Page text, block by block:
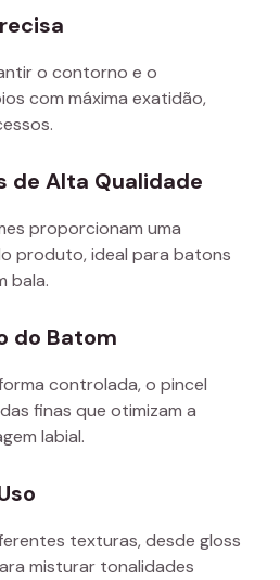
o contorno e o
com máxima exatidão,
de Alta Qualidade
proporcionam uma
produto, ideal para batons
bala.
do Batom
controlada, o pincel
finas que otimizam a
labial.
texturas, desde gloss
misturar tonalidades